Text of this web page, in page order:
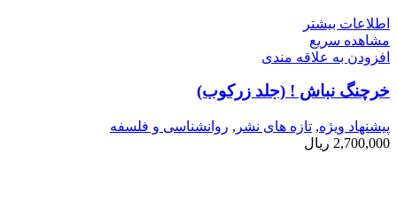
اطلاعات بیشتر
مشاهده سریع
افزودن به علاقه مندی
خرچنگ نباش ! (جلد زرکوب)
پیشنهاد ویژه, تازه های نشر , روانشناسی و فلسفه
2,700,000 ریال